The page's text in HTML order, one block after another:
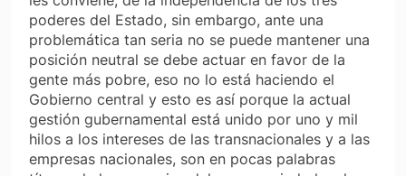
poderes del Estado, sin embargo, ante una
problemática tan seria no se puede mantener una
posición neutral se debe actuar en favor de la
gente más pobre, eso no lo está haciendo el
Gobierno central y esto es así porque la actual
gestión gubernamental está unido por uno y mil
hilos a los intereses de las transnacionales y a las
empresas nacionales, son en pocas palabras